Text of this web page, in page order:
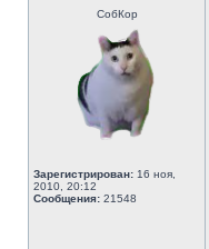
СобКор
Зарегистрирован: 16 ноя,
2010, 20:12
Сообщения: 21548